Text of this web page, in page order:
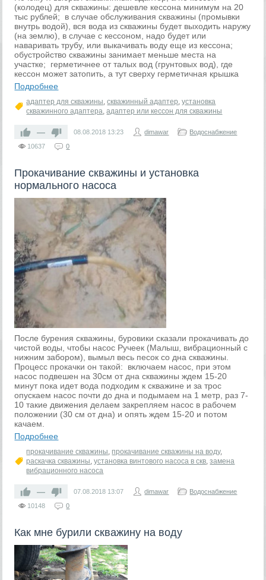
(колодец) для скважины: дешевле кессона минимум на 20
тыс рублей; в случае обслуживания скважины (промывки
внутрь водой), вся вода из скважины будет выходить наружу
(на землю), в случае с кессоном, надо будет или
наваривать трубу, или выкачивать воду еще из кессона;
обустройство скважины занимает меньше места на
участке; герметичнее от талых вод (грунтовых вод), где
кессон может затопить, а тут сверху герметичная крышка
Подробнее
адаптер для скважины,скважинный адаптер,установка
скважинного адаптера,адаптер или кессон для скважины
— 08.08.2018 13:23 dimawar
Водоснабжение
10637
0
Прокачивание скважины и установка
нормального насоса
После бурения скважины, буровики сказали прокачивать до
чистой воды, чтобы насос Ручеек (Малыш, вибрационный с
нижним забором), вымыл весь песок со дна скважины.
Процесс прокачки он такой: включаем насос, при этом
насос подвешен на 30см от дна скважины ждем 15-20
минут пока идет вода подходим к скважине и за трос
опускаем насос почти до дна и подымаем на 1 метр, раз 7-
10 такие движения делаем закрепляем насос в рабочем
положении (30 см от дна) и опять ждем 15-20 и потом
качаем.
Подробнее
прокачивание скважины, прокачивание скважины на воду,
раскачка скважины,установка винтового насоса в скв,замена
вибрационного насоса
— 07.08.2018 13:07 dimawar
Водоснабжение
10148
0
Как мне бурили скважину на воду